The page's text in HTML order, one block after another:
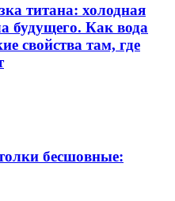
титана: холодная
будущего. Как вода
свойства там, где
бесшовные: